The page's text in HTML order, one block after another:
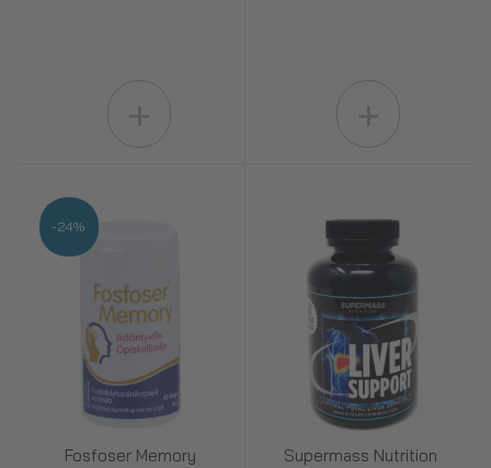
Fosfoser Memory
-24%
Supermass Nutrition